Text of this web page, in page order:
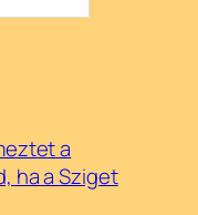
a
ha a Sziget